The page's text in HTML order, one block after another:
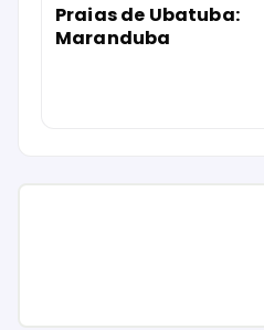
Praias de Ubatuba:
Maranduba